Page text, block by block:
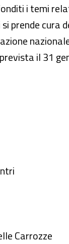
i temi
prende cura
il 31
Carrozze